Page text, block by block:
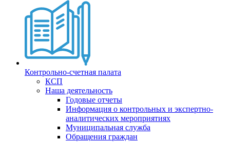
Контрольно-счетная палата
КСП
Наша деятельность
Годовые отчеты
Информация о контрольных и экспертно-
аналитических мероприятиях
Муниципальная служба
Обращения граждан